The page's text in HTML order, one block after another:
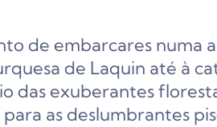
de embarcares
de Laquin até à
das exuberantes
as deslumbrantes